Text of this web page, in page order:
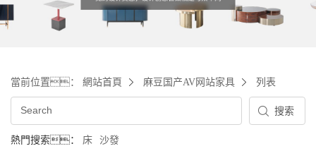
當前位置： 網站首頁 麻豆国产AV网站家具 列表
熱門搜索： 床 沙發